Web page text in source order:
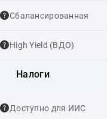
Сбалансированная
High Yield (ВДО)
Налоги
Доступно для ИИС